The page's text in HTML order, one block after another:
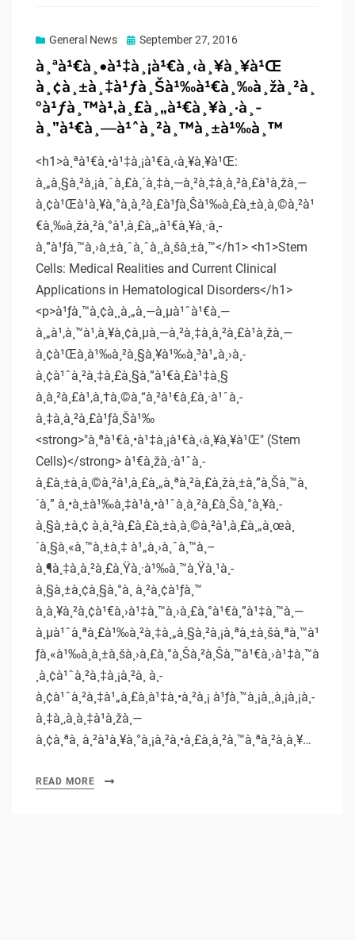
General News
Posted
on
September 27, 2016
à¸ªà¹€à¸•à¹‡à¸¡à¹€à¸‹à¸¥à¸¥à¹Œ
à¸¢à¸±à¸‡à¹ƒà¸Šà¹‰à¹€à¸‰à¸žà¸²à¸
°à¹ƒà¸™à¹‚à¸£à¸„à¹€à¸¥à¸·à¸­
à¸”à¹€à¸—à¹ˆà¸²à¸™à¸±à¹‰à¸™
<h1>à¸ªà¹€à¸•à¹‡à¸¡à¹€à¸‹à¸¥à¸¥à¹Œ:
à¸„à¸§à¸²à¸¡à¸ˆà¸£à¸´à¸‡à¸—à¸²à¸‡à¸à¸²à¸£à¹à¸žà¸—
à¸¢à¹Œà¹à¸¥à¸°à¸à¸²à¸£à¹ƒà¸Šà¹‰à¸£à¸±à¸à¸©à¸²à¹
€à¸‰à¸žà¸²à¸°à¹‚à¸£à¸„à¹€à¸¥à¸·à¸­
à¸”à¹ƒà¸™à¸›à¸±à¸ˆà¸ˆà¸¸à¸šà¸±à¸™</h1> <h1>Stem
Cells: Medical Realities and Current Clinical
Applications in Hematological Disorders</h1>
<p>à¹ƒà¸™à¸¢à¸¸à¸„à¸—à¸µà¹ˆà¹€à¸—
à¸„à¹‚à¸™à¹‚à¸¥à¸¢à¸µà¸—à¸²à¸‡à¸à¸²à¸£à¹à¸žà¸—
à¸¢à¹Œà¸à¹‰à¸²à¸§à¸¥à¹‰à¸³à¹„à¸›à¸­
à¸¢à¹ˆà¸²à¸‡à¸£à¸§à¸”à¹€à¸£à¹‡à¸§
à¸à¸²à¸£à¹‚à¸†à¸©à¸“à¸²à¹€à¸£à¸·à¹ˆà¸­
à¸‡à¸à¸²à¸£à¹ƒà¸Šà¹‰
<strong>"à¸ªà¹€à¸•à¹‡à¸¡à¹€à¸‹à¸¥à¸¥à¹Œ" (Stem
Cells)</strong> à¹€à¸žà¸·à¹ˆà¸­
à¸£à¸±à¸à¸©à¸²à¹‚à¸£à¸„à¸ªà¸²à¸£à¸žà¸±à¸”à¸Šà¸™à¸
´à¸” à¸•à¸±à¹‰à¸‡à¹à¸•à¹ˆà¸à¸²à¸£à¸Šà¸°à¸¥à¸­
à¸§à¸±à¸¢ à¸à¸²à¸£à¸£à¸±à¸à¸©à¸²à¹‚à¸£à¸„à¸œà¸
´à¸§à¸«à¸™à¸±à¸‡ à¹„à¸›à¸ˆà¸™à¸–
à¸¶à¸‡à¸à¸²à¸£à¸Ÿà¸·à¹‰à¸™à¸Ÿà¸¹à¸­
à¸§à¸±à¸¢à¸§à¸°à¸ à¸²à¸¢à¹ƒà¸™
à¸à¸¥à¸²à¸¢à¹€à¸›à¹‡à¸™à¸›à¸£à¸°à¹€à¸”à¹‡à¸™à¸—
à¸µà¹ˆà¸ªà¸£à¹‰à¸²à¸‡à¸„à¸§à¸²à¸¡à¸ªà¸±à¸šà¸ªà¸™à¹
ƒà¸«à¹‰à¸à¸±à¸šà¸›à¸£à¸°à¸Šà¸²à¸Šà¸™à¹€à¸›à¹‡à¸™à
¸­à¸¢à¹ˆà¸²à¸‡à¸¡à¸²à¸ à¸­
à¸¢à¹ˆà¸²à¸‡à¹„à¸£à¸à¹‡à¸•à¸²à¸¡ à¹ƒà¸™à¸¡à¸¸à¸¡à¸¡à¸­
à¸‡à¸‚à¸­à¸‡à¹à¸žà¸—
à¸¢à¸ªà¸ à¸²à¹à¸¥à¸°à¸¡à¸²à¸•à¸£à¸à¸²à¸™à¸ªà¸²à¸à¸¥…
READ MORE